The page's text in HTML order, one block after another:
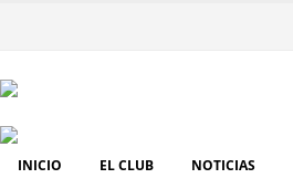
INICIO EL CLUB NOTICIAS